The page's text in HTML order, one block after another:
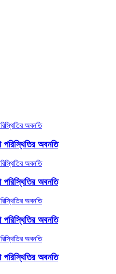
পরিস্থিতির অবনতি
পরিস্থিতির অবনতি
পরিস্থিতির অবনতি
পরিস্থিতির অবনতি